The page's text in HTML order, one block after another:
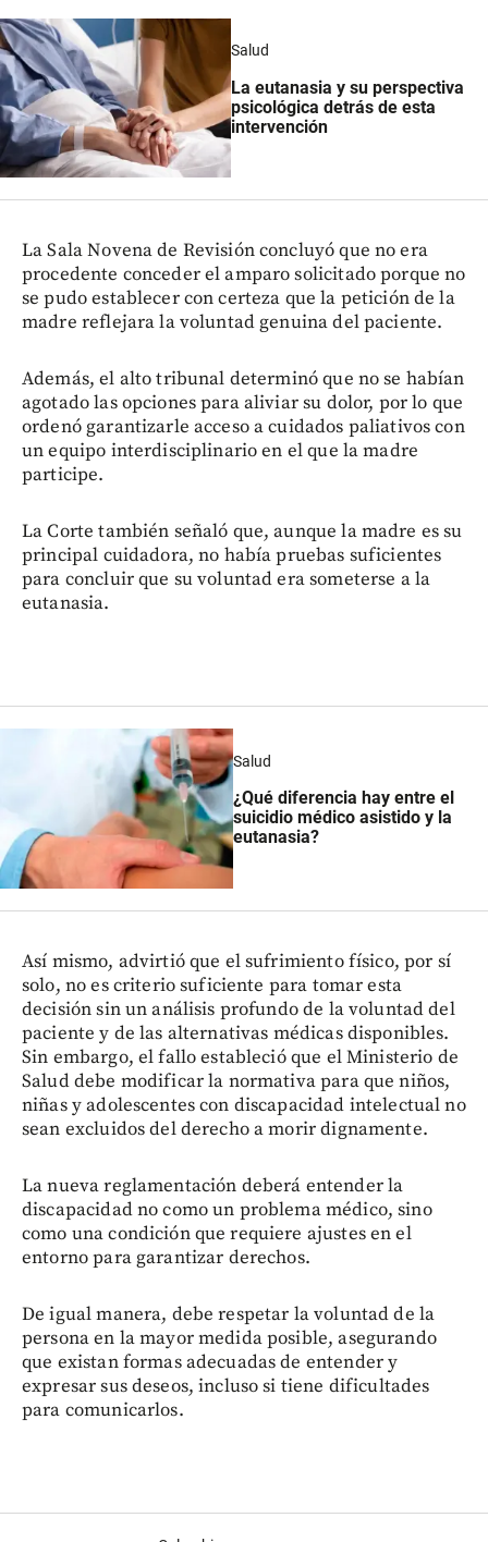
Salud
La eutanasia y su perspectiva
psicológica detrás de esta
intervención
La Sala Novena de Revisión concluyó que no era
procedente conceder el amparo solicitado porque no
se pudo establecer con certeza que la petición de la
madre reflejara la voluntad genuina del paciente.
Además, el alto tribunal determinó que no se habían
agotado las opciones para aliviar su dolor, por lo que
ordenó garantizarle acceso a cuidados paliativos con
un equipo interdisciplinario en el que la madre
participe.
La Corte también señaló que, aunque la madre es su
principal cuidadora, no había pruebas suficientes
para concluir que su voluntad era someterse a la
eutanasia.
Salud
¿Qué diferencia hay entre el
suicidio médico asistido y la
eutanasia?
Así mismo, advirtió que el sufrimiento físico, por sí
solo, no es criterio suficiente para tomar esta
decisión sin un análisis profundo de la voluntad del
paciente y de las alternativas médicas disponibles.
Sin embargo, el fallo estableció que el Ministerio de
Salud debe modificar la normativa para que niños,
niñas y adolescentes con discapacidad intelectual no
sean excluidos del derecho a morir dignamente.
La nueva reglamentación deberá entender la
discapacidad no como un problema médico, sino
como una condición que requiere ajustes en el
entorno para garantizar derechos.
De igual manera, debe respetar la voluntad de la
persona en la mayor medida posible, asegurando
que existan formas adecuadas de entender y
expresar sus deseos, incluso si tiene dificultades
para comunicarlos.